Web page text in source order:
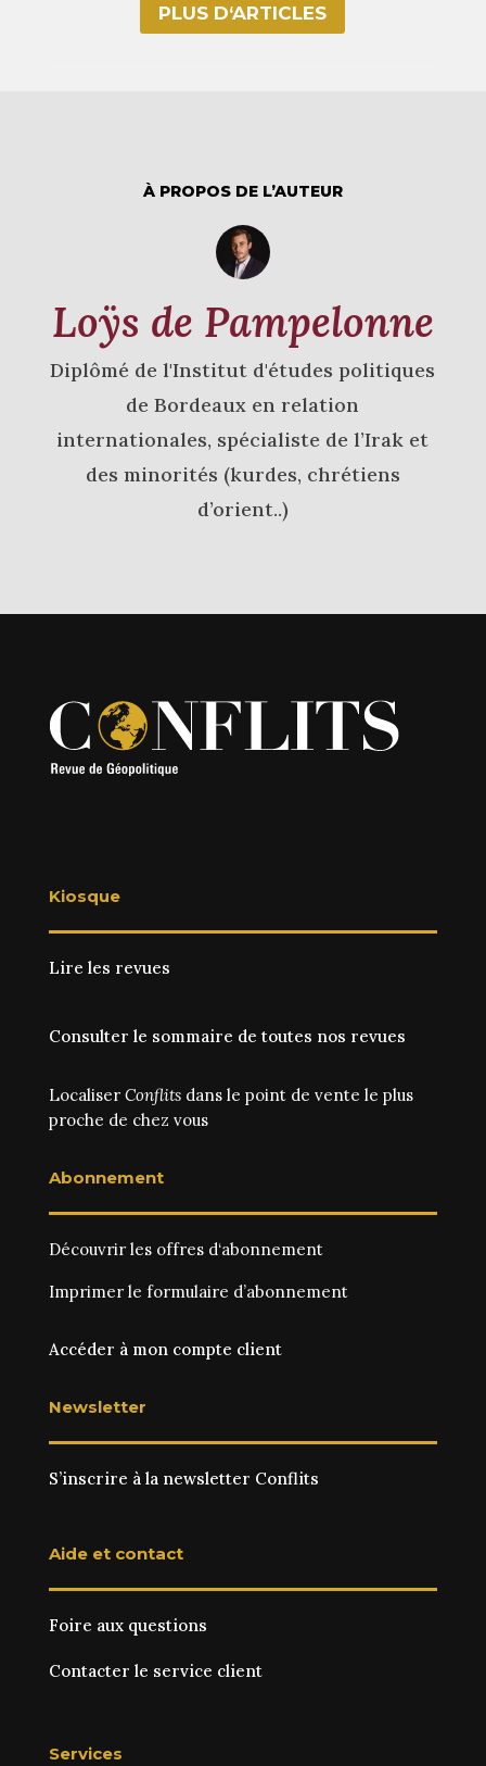
PLUS D‘ARTICLES
À PROPOS DE L’AUTEUR
Loÿs de Pampelonne
Diplômé de l'Institut d'études politiques
de Bordeaux en relation
internationales, spécialiste de l’Irak et
des minorités (kurdes, chrétiens
d’orient..)
Kiosque
Lire les revues
Consulter le sommaire de toutes nos revues
Localiser Conflitsdans le point de vente le plus
proche de chez vous
Abonnement
Découvrir les offres d‘abonnement
Imprimer le formulaire d’abonnement
Accéder à mon compte client
Newsletter
S’inscrire à la newsletter Conflits
Aide et contact
Foire aux questions
Contacter le service client
Services